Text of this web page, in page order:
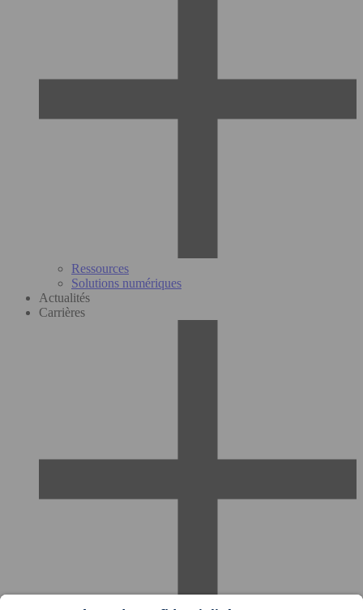
Ressources
Solutions numériques
Actualités
Carrières